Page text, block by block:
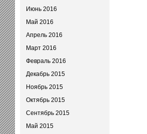
Июнь 2016
Май 2016
Апрель 2016
Март 2016
Февраль 2016
Декабрь 2015
Ноябрь 2015
Октябрь 2015
Сентябрь 2015
Май 2015